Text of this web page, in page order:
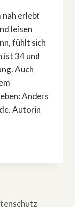
nah erlebt
leisen
fühlt sich
ist 34 und
Auch
Anders
Autorin